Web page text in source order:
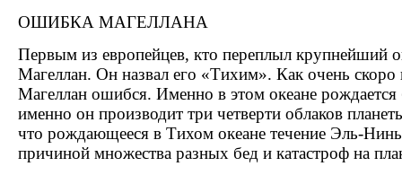
ОШИБКА МАГЕЛЛАНА
Первым из европейцев, кто переплыл крупнейший
Магеллан. Он назвал его «Тихим». Как очень
Магеллан ошибся. Именно в этом океане
именно он производит три четверти облаков
что рождающееся в Тихом океане течение Эль-
причиной множества разных бед и катастроф на